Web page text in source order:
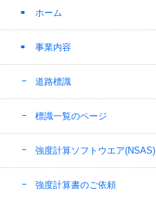
ホーム
事業内容
道路標識
標識一覧のページ
強度計算ソフトウエア(NSAS)
強度計算書のご依頼